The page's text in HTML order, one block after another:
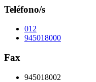
Teléfono/s
012
945018000
Fax
945018002